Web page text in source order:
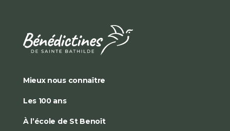
Mieux nous connaître
Les 100 ans
À l’école de St Benoît